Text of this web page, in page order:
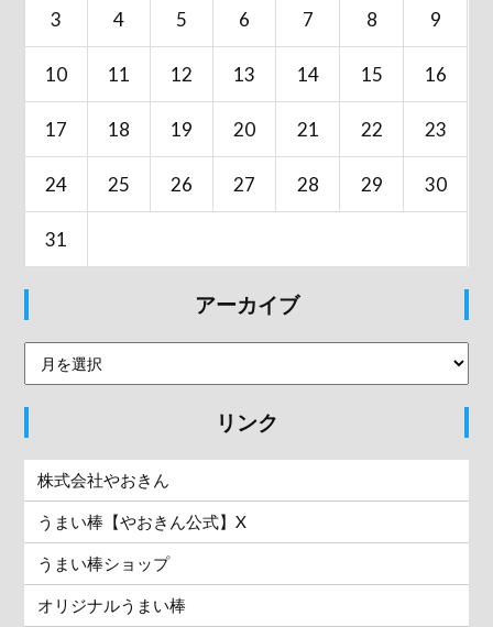
3 4 5 6 7 8 9
10 11 12 13 14 15 16
17 18 19 20 21 22 23
24 25 26 27 28 29 30
31
アーカイブ
リンク
株式会社やおきん
うまい棒【やおきん公式】X
うまい棒ショップ
オリジナルうまい棒